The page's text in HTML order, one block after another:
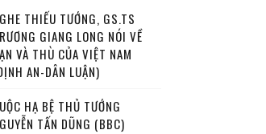
THIẾU TƯỚNG, GS.TS
GIANG LONG NÓI VỀ
VÀ THÙ CỦA VIỆT NAM
AN-DÂN LUẬN)
HẠ BỆ THỦ TƯỚNG
TẤN DŨNG (BBC)